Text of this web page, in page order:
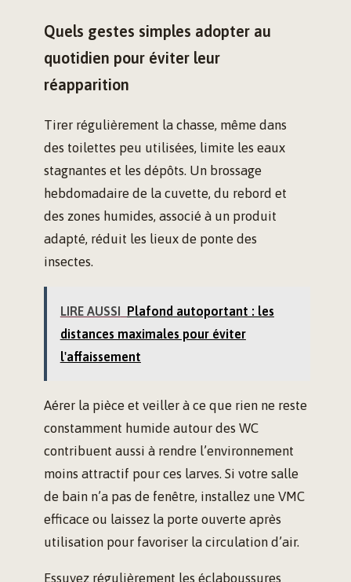
Quels gestes simples adopter au
quotidien pour éviter leur
réapparition
Tirer régulièrement la chasse, même dans
des toilettes peu utilisées, limite les eaux
stagnantes et les dépôts. Un brossage
hebdomadaire de la cuvette, du rebord et
des zones humides, associé à un produit
adapté, réduit les lieux de ponte des
insectes.
LIRE AUSSI Plafond autoportant : les
distances maximales pour éviter
l'affaissement
Aérer la pièce et veiller à ce que rien ne reste
constamment humide autour des WC
contribuent aussi à rendre l’environnement
moins attractif pour ces larves. Si votre salle
de bain n’a pas de fenêtre, installez une VMC
efficace ou laissez la porte ouverte après
utilisation pour favoriser la circulation d’air.
Essuyez régulièrement les éclaboussures